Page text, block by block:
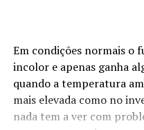
Em condições normais o
incolor e apenas ganha
quando a temperatura
mais elevada como no
nada tem a ver com